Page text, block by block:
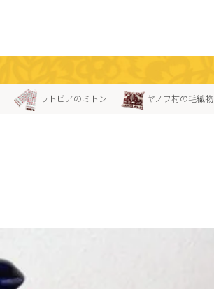
ラトビアのミトン ヤノフ村の毛織物